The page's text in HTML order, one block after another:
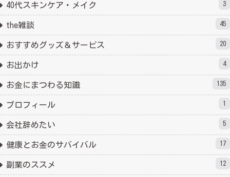
40代スキンケア・メイク 3
the雑談 45
おすすめグッズ＆サービス 20
お出かけ 4
お金にまつわる知識 135
プロフィール 1
会社辞めたい 5
健康とお金のサバイバル 17
副業のススメ 12